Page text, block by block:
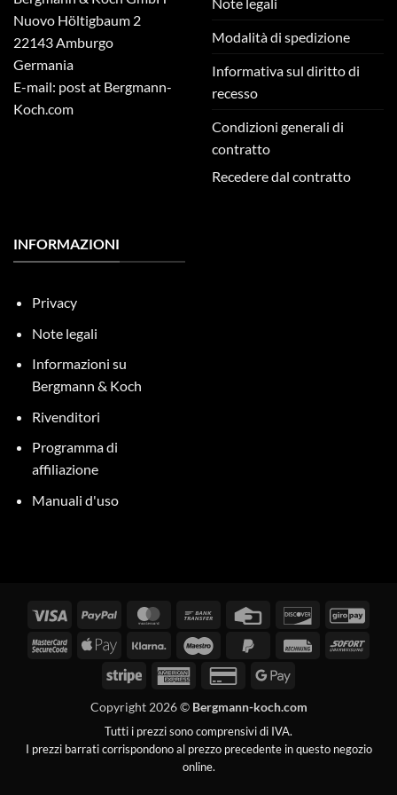
Nuovo Höltigbaum 2
22143 Amburgo
Germania
E-mail: post at Bergmann-
Koch.com
Modalità di spedizione
Informativa sul diritto di
recesso
Condizioni generali di
contratto
Recedere dal contratto
INFORMAZIONI
Privacy
Note legali
Informazioni su
Bergmann & Koch
Rivenditori
Programma di
affiliazione
Manuali d'uso
Visti PayPal MasterCardBonifico
Carta
credito
Scopri
MasterCardApple
Klarna Maestro
PayPal
Fattura
Stripe
American
Carta
credito
2
Google
Copyright 2026 © Bergmann-koch.com
Tutti i prezzi sono comprensivi di IVA.
I prezzi barrati corrispondono al prezzo precedente in questo negozio
online.